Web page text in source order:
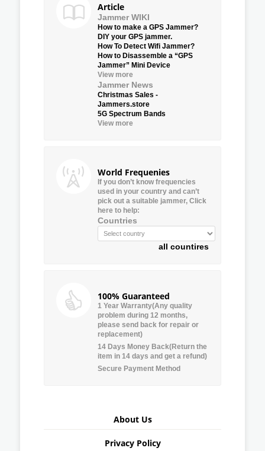
Article
Jammer WIKI
How to make a GPS Jammer?
DIY your GPS jammer.
How To Detect Wifi Jammer?
How to Disassemble a “GPS
Jammer” Mini Device
View more
Jammer News
Christmas Sales -
Jammers.store
5G Spectrum Bands
View more
World Frequenies
If you don’t know frequencies
used in your country and can’t
pick out a suitable jammer, Click
here to help:
Countries
all countires
100% Guaranteed
1 Year Warranty(Any quality
problem during 12 months,
please send back for repair or
replacement)
14 Days Money Back(Return the
item in 14 days and get a refund)
Secure Payment Method
About Us
Privacy Policy